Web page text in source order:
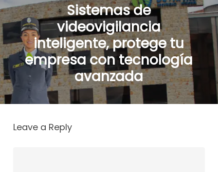
Sistemas de
videovigilancia
inteligente, protege tu
empresa con tecnología
avanzada
Leave a Reply